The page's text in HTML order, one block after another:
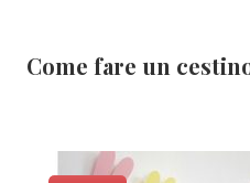
Come fare un